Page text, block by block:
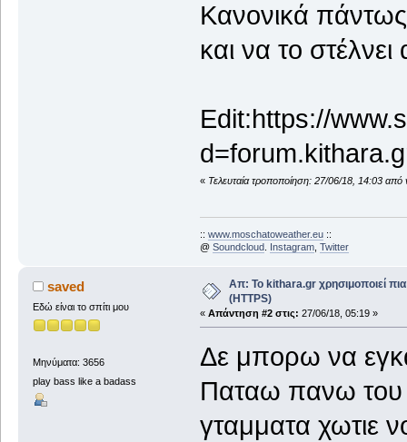
Κανονικά
και να το στέλνει
Edit:https://
« Τελευταία τροποποίηση: 27/06/18, 14:03 από
:: www.moschatoweather.eu::
@ Soundcloud. Instagram, Twitter
saved
Εδώ είναι το σπίτι μου
Μηνύματα: 3656
play bass like a badass
Απ: Το kithara.gr χρησιμοποιεί
(HTTPS)
« Απάντηση #2 στις: 27/06/18, 05:19 »
Δε μπορω να
Παταω πανω του
γταμματα χωτιε